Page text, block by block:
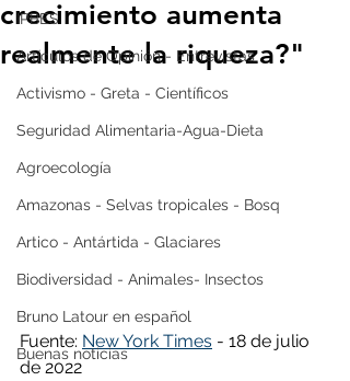
IPBES
Artículos de Opinión - Entrevistas
Activismo - Greta - Científicos
Seguridad Alimentaria-Agua-Dieta
Agroecología
Amazonas - Selvas tropicales - Bosq
Artico - Antártida - Glaciares
Biodiversidad - Animales- Insectos
Bruno Latour en español
Buenas noticias
crecimiento aumenta
realmente la riqueza?"
Fuente: New York Times - 18 de julio
de 2022